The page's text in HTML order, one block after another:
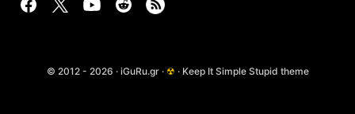
© 2012 - 2026 · iGuRu.gr · ☢ · Keep It Simple Stupid theme